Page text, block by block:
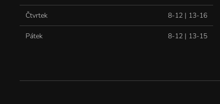
Čtvrtek 8-12 | 13-16
Pátek 8-12 | 13-15